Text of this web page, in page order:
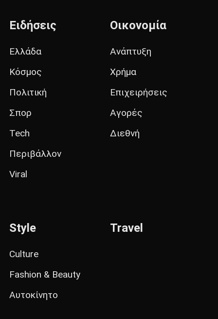
Ειδήσεις
Ελλάδα
Κόσμος
Πολιτική
Σπορ
Tech
Περιβάλλον
Viral
Οικονομία
Ανάπτυξη
Χρήμα
Επιχειρήσεις
Αγορές
Διεθνή
Style
Culture
Fashion & Beauty
Αυτοκίνητο
Travel